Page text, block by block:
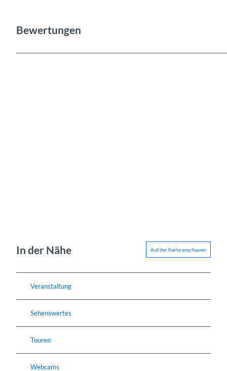
Bewertungen
In der Nähe Auf der Karte anschauen
Veranstaltung
Sehenswertes
Touren
Webcams